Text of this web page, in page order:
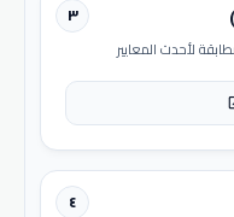
٣
لأحدث المعايير
٤